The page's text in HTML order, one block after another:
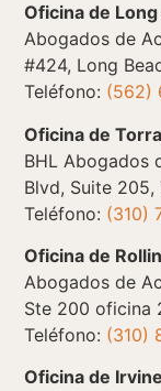
Oficina de Long
Abogados de
#424, Long
Teléfono: (562)
Oficina de
BHL Abogados
Blvd, Suite
Teléfono: (310)
Oficina de
Abogados de
Ste 200 oficina
Teléfono: (310)
Oficina de Irvine